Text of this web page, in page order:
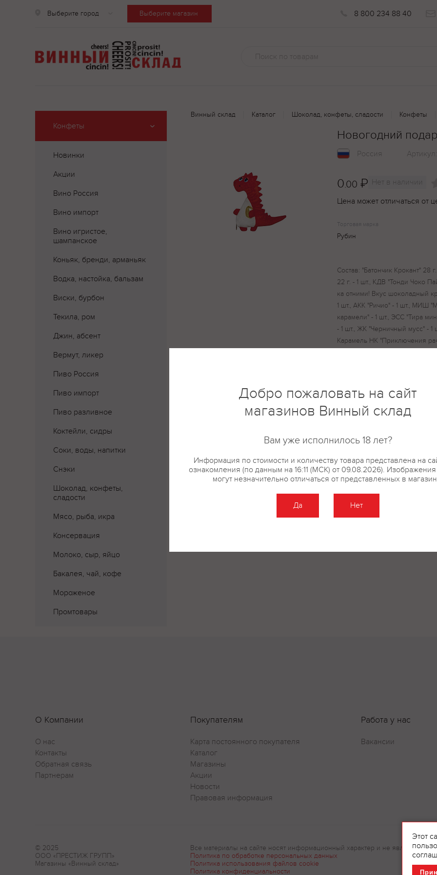
Выберите город Выберите магазин 8 800 234 88 40
Конфеты
Новинки
Акции
Вино Россия
Вино импорт
Вино игристое,
шампанское
Коньяк, бренди, арманьяк
Водка, настойка, бальзам
Виски, бурбон
Текила, ром
Джин, абсент
Вермут, ликер
Пиво Россия
Пиво импорт
Пиво разливное
Коктейли, сидры
Соки, воды, напитки
Снэки
Шоколад, конфеты,
сладости
Мясо, рыба, икра
Консервация
Молоко, сыр, яйцо
Бакалея, чай, кофе
Мороженое
Промтовары
Винный склад Каталог Шоколад, конфеты, сладости Конфеты
Новогодний
Россия Артикул:
0.00 ₽ Нет в наличии
Цена может отличаться от
Торговая марка
Рубин
Состав: "Батончик Крокант" 28
22 г. - 1 шт., КДВ "Тонди Чоко
ка отними! Вкус шоколадный
1 шт., АКК "Ричио" - 1 шт., МИШ
карамели" - 1 шт., ЭСС "Тира
- 1 шт., ЖК "Черничный мусс" -
Карамель НК "Приключения
Шепелка" - 1 шт., СЛФ
Крокант" 28 г. - 1 шт., АКК
"Тонди Чоко Пай" 30 г. - 1 шт.
шоколадный крем" - 1 шт., СЛ
"Ричио" - 1 шт., МИШ "Медвеган
шт., ЭСС "Тира мини-десерт" -
"Черничный мусс" - 1 шт., ЭСС
НК "Приключения рачков" - 1
СЛФ "Слопсы" - 1 шт.
Описание Отзывы
О Компании
О нас
Контакты
Обратная связь
Партнерам
Покупателям
Карта постоянного покупателя
Каталог
Магазины
Акции
Новости
Правовая информация
Работа у нас
Вакансии
© 2025
ООО «ПРЕСТИЖ ГРУПП»
Магазины «Винный склад»
Все материалы на сайте носят информационный характер и не являются
Политика по обработке персональных данных
Политика использования файлов cookie
Политика конфиденциальности
Этот
Добро пожаловать на сайт
магазинов Винный склад
Вам уже исполнилось 18 лет?
Информация по стоимости и количеству товара представлена на
ознакомления (по данным на 16:11 (МСК) от 09.08.2026). Изображения
могут незначительно отличаться от представленных в
Да Нет